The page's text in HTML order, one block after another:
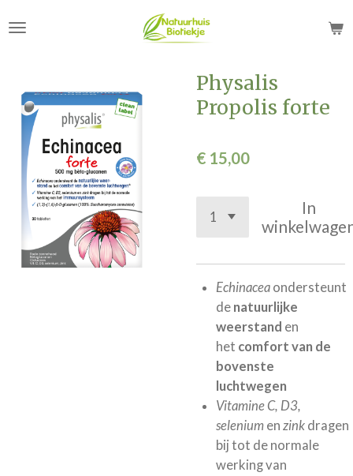
direct
hoofdinhoud
Physalis
Propolis forte
€ 15,00
In
Echinacea ondersteunt
de natuurlijke
weerstand en
het comfort van de
bovenste
luchtwegen
Vitamine C, D3,
selenium en zink dragen
bij tot de normale
werking van